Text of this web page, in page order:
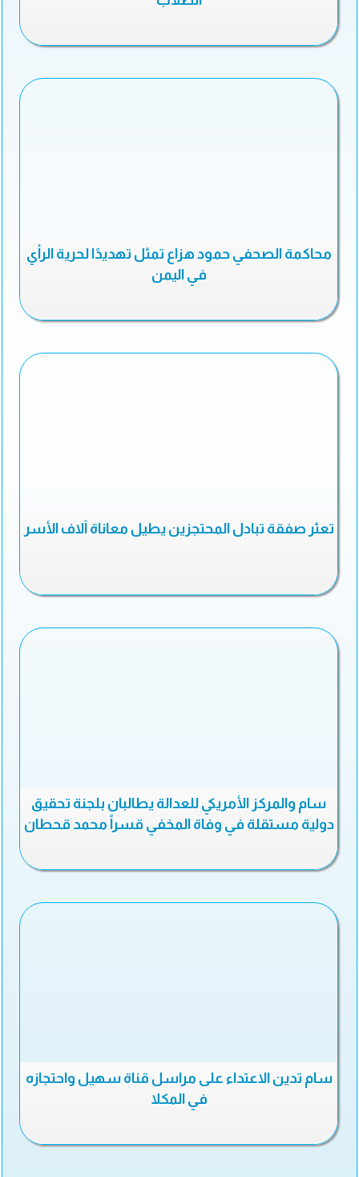
محاكمة الصحفي حمود هزاع تمثل تهديدًا لحرية الرأي
في اليمن
تعثر صفقة تبادل المحتجزين يطيل معاناة آلاف الأسر
سام والمركز الأمريكي للعدالة يطالبان بلجنة تحقيق
دولية مستقلة في وفاة المخفي قسراً محمد قحطان
سام تدين الاعتداء على مراسل قناة سهيل واحتجازه
في المكلا